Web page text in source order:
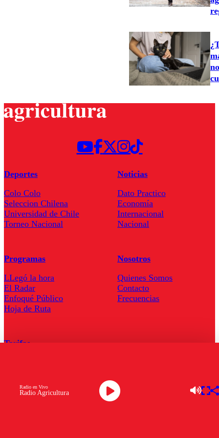
Radio Agricultura
Radio en Vivo
Deportes
Colo Colo
Seleccion Chilena
Universidad de Chile
Torneo Nacional
Noticias
Dato Practico
Economía
Internacional
Nacional
Programas
LLegó la hora
El Radar
Enfoqué Público
Hoja de Ruta
Nosotros
Quienes Somos
Contacto
Frecuencias
Tarifas